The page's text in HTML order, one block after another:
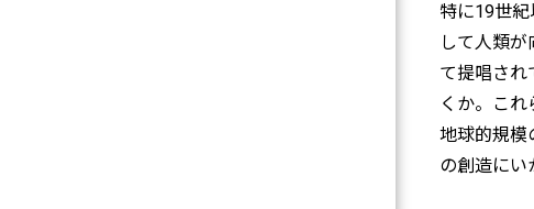
特に19世
して人類
て提唱され
くか。こ
地球的規模
の創造にい